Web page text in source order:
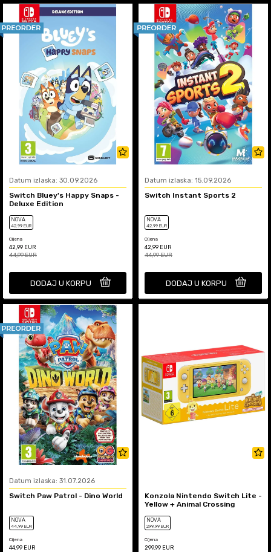
Datum izlaska: 30.09.2026
Switch Bluey's Happy Snaps -
Deluxe Edition
NOVA
42,99 EUR
Cijena
42,99 EUR
44,99EUR
DODAJ U KORPU
Datum izlaska: 15.09.2026
Switch Instant Sports 2
NOVA
42,99 EUR
Cijena
42,99 EUR
44,99EUR
DODAJ U KORPU
Datum izlaska: 31.07.2026
Switch Paw Patrol - Dino World
NOVA
44,99 EUR
Cijena
44,99 EUR
Konzola Nintendo Switch Lite -
Yellow + Animal Crossing
NOVA
299,99 EUR
Cijena
299,99 EUR